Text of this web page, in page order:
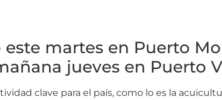
martes en Puerto
jueves en Puerto
clave para el país, como lo es la